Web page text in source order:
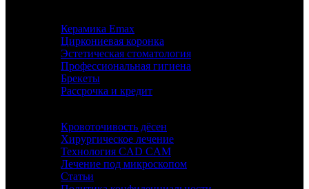
Керамика Emax
Циркониевая коронка
Эстетическая стоматология
Профессиональная гигиена
Брекеты
Рассрочка и кредит
Кровоточивость дёсен
Хирургическое лечение
Технология CAD CAM
Лечение под микроскопом
Статьи